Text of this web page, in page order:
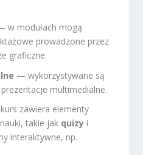
w modułach mogą
prowadzone przez
graficzne.
— wykorzystywane są
multimedialne.
zawiera elementy
takie jak quizy i
interaktywne, np.